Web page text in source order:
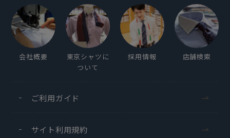
会社概要
東京シャツに
ついて
採用情報 店舗検索
ご利用ガイド
サイト利用規約